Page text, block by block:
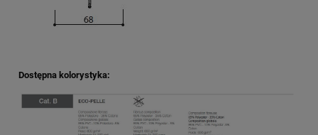
Dostępna kolorystyka: